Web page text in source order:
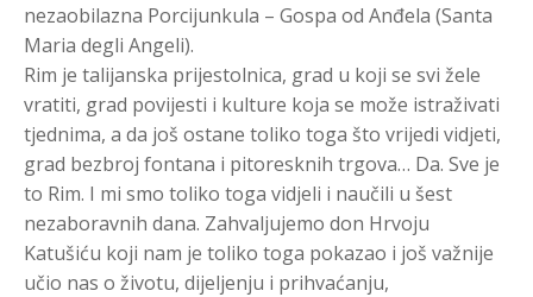
nezaobilazna Porcijunkula – Gospa od Anđela (Santa
Maria degli Angeli).
Rim je talijanska prijestolnica, grad u koji se svi žele
vratiti, grad povijesti i kulture koja se može istraživati
tjednima, a da još ostane toliko toga što vrijedi vidjeti,
grad bezbroj fontana i pitoresknih trgova… Da. Sve je
to Rim. I mi smo toliko toga vidjeli i naučili u šest
nezaboravnih dana. Zahvaljujemo don Hrvoju
Katušiću koji nam je toliko toga pokazao i još važnije
učio nas o životu, dijeljenju i prihvaćanju,